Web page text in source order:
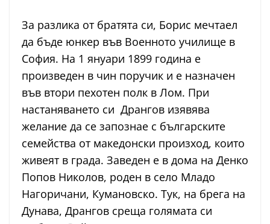
За разлика от братята си, Борис мечтаел
да бъде юнкер във Военното училище в
София. На 1 януари 1899 година е
произведен в чин поручик и е назначен
във втори пехотен полк в Лом. При
настаняването си Дрангов изявява
желание да се запознае с българските
семейства от македонски произход, които
живеят в града. Заведен е в дома на Денко
Попов Николов, роден в село Младо
Нагоричани, Кумановско. Тук, на брега на
Дунава, Дрангов среща голямата си